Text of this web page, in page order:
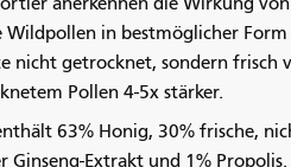
Wildpollen in bestmöglicher
nicht getrocknet, sondern frisch
Pollen 4-5x stärker.
63% Honig, 30% frische,
Ginseng-Extrakt und 1% Propolis.